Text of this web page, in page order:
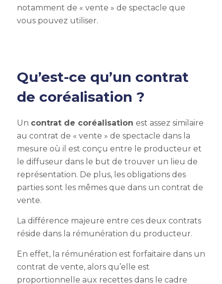
notamment de « vente » de spectacle que
vous pouvez utiliser.
Qu’est-ce qu’un contrat
de coréalisation ?
Un contrat de coréalisation est assez similaire
au contrat de « vente » de spectacle dans la
mesure où il est conçu entre le producteur et
le diffuseur dans le but de trouver un lieu de
représentation. De plus, les obligations des
parties sont les mêmes que dans un contrat de
vente.
La différence majeure entre ces deux contrats
réside dans la rémunération du producteur.
En effet, la rémunération est forfaitaire dans un
contrat de vente, alors qu’elle est
proportionnelle aux recettes dans le cadre